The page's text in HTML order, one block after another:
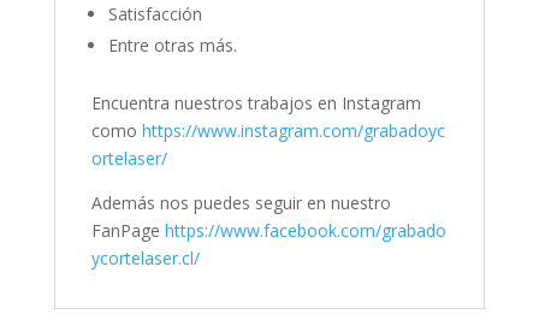
Satisfacción
Entre otras más.
Encuentra nuestros trabajos en Instagram
como https://www.instagram.com/grabadoyc
ortelaser/
Además nos puedes seguir en nuestro
FanPage https://www.facebook.com/grabado
ycortelaser.cl/